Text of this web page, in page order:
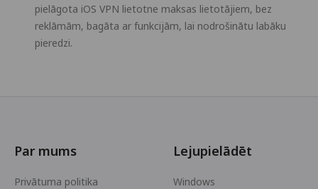
pielāgota iOS VPN lietotne maksas lietotājiem, bez
reklāmām, bagāta ar funkcijām, lai nodrošinātu labāku
pieredzi.
Par mums
Privātuma politika
Lejupielādēt
Windows